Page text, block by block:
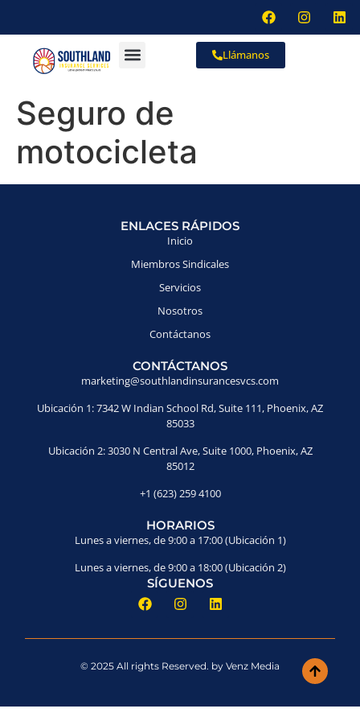
Llámanos
Seguro de
motocicleta
ENLACES RÁPIDOS
Inicio
Miembros Sindicales
Servicios
Nosotros
Contáctanos
CONTÁCTANOS
marketing@southlandinsurancesvcs.com
Ubicación 1: 7342 W Indian School Rd, Suite 111, Phoenix, AZ
85033
Ubicación 2: 3030 N Central Ave, Suite 1000, Phoenix, AZ
85012
+1 (623) 259 4100
HORARIOS
Lunes a viernes, de 9:00 a 17:00 (Ubicación 1)
Lunes a viernes, de 9:00 a 18:00 (Ubicación 2)
SÍGUENOS
© 2025 All rights Reserved. by Venz Media